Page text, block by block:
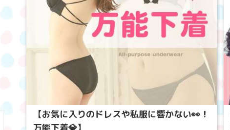
【お気に入りのドレスや私服に響かない👀！